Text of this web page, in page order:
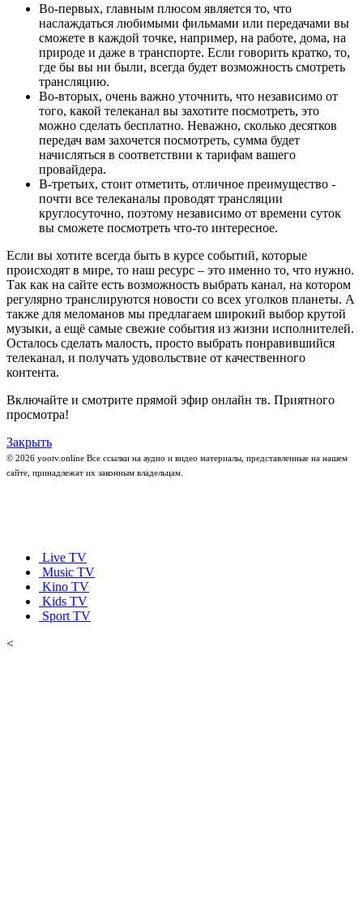
Во-первых, главным плюсом является то, что
наслаждаться любимыми фильмами или передачами вы
сможете в каждой точке, например, на работе, дома, на
природе и даже в транспорте. Если говорить кратко, то,
где бы вы ни были, всегда будет возможность смотреть
трансляцию.
Во-вторых, очень важно уточнить, что независимо от
того, какой телеканал вы захотите посмотреть, это
можно сделать бесплатно. Неважно, сколько десятков
передач вам захочется посмотреть, сумма будет
начисляться в соответствии к тарифам вашего
провайдера.
В-третьих, стоит отметить, отличное преимущество -
почти все телеканалы проводят трансляции
круглосуточно, поэтому независимо от времени суток
вы сможете посмотреть что-то интересное.
Если вы хотите всегда быть в курсе событий, которые
происходят в мире, то наш ресурс – это именно то, что нужно.
Так как на сайте есть возможность выбрать канал, на котором
регулярно транслируются новости со всех уголков планеты. А
также для меломанов мы предлагаем широкий выбор крутой
музыки, а ещё самые свежие события из жизни исполнителей.
Осталось сделать малость, просто выбрать понравившийся
телеканал, и получать удовольствие от качественного
контента.
Включайте и смотрите прямой эфир онлайн тв. Приятного
просмотра!
Закрыть
© 2026 yootv.online Все ссылки на аудио и видео материалы, представленные на нашем
сайте, принадлежат их законным владельцам.
Live TV
Music TV
Kino TV
Kids TV
Sport TV
<